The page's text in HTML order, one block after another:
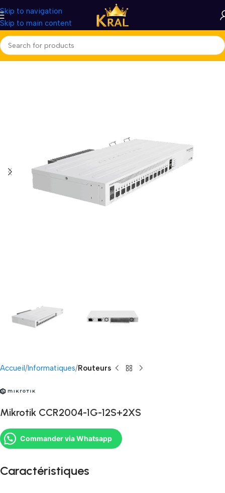
Skip to navigation
Skip to main content
Accueil Informatiques Routeurs
Mikrotik CCR2004-1G-12S+2XS
Commander via Whatsapp
Caractéristiques